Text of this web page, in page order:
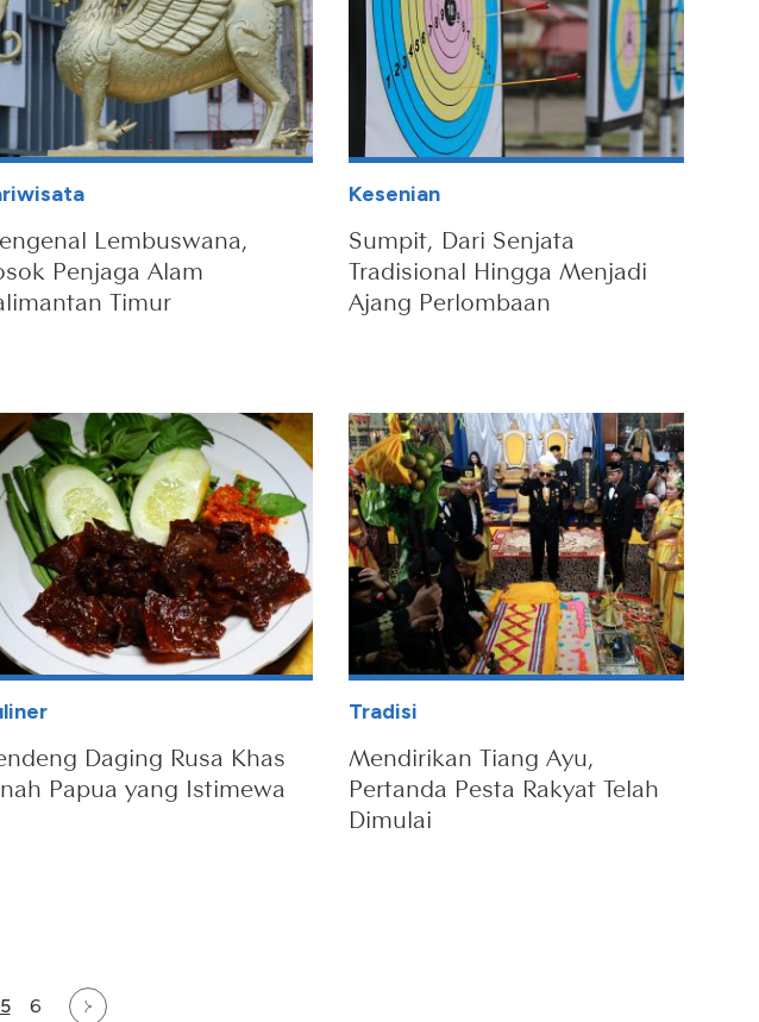
Lembuswana,
Penjaga Alam
Timur
Kesenian
Sumpit, Dari Senjata
Tradisional Hingga Menjadi
Ajang Perlombaan
Daging Rusa Khas
Papua yang Istimewa
Tradisi
Mendirikan Tiang Ayu,
Pertanda Pesta Rakyat Telah
Dimulai
5 6